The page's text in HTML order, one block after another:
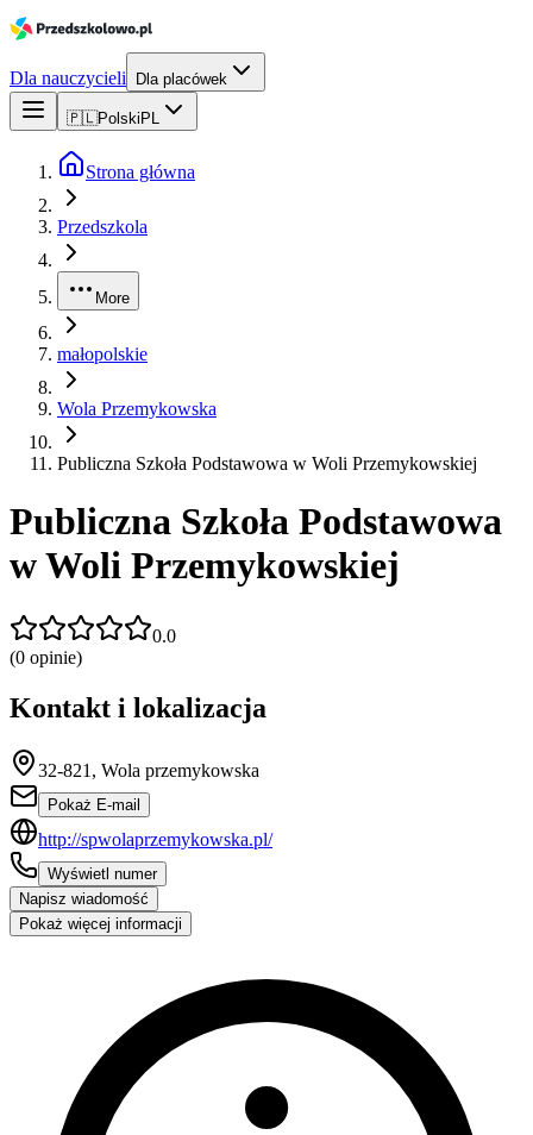
Dla nauczycieli Dla placówek
🇵🇱Polski PL
Strona główna
Przedszkola
More
małopolskie
Wola Przemykowska
Publiczna Szkoła Podstawowa w Woli Przemykowskiej
Publiczna Szkoła Podstawowa
w Woli Przemykowskiej
0.0
(0 opinie)
Kontakt i lokalizacja
32-821, Wola przemykowska
Pokaż E-mail
http://spwolaprzemykowska.pl/
Wyświetl numer
Napisz wiadomość
Pokaż więcej informacji